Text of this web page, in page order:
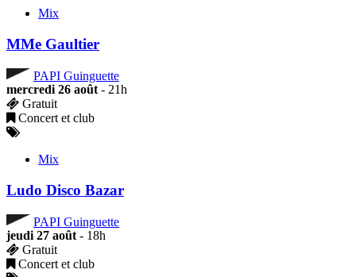
Mix
MMe Gaultier
PAPI Guinguette
mercredi 26 août- 21h
Gratuit
Concert et club
Mix
Ludo Disco Bazar
PAPI Guinguette
jeudi 27 août- 18h
Gratuit
Concert et club